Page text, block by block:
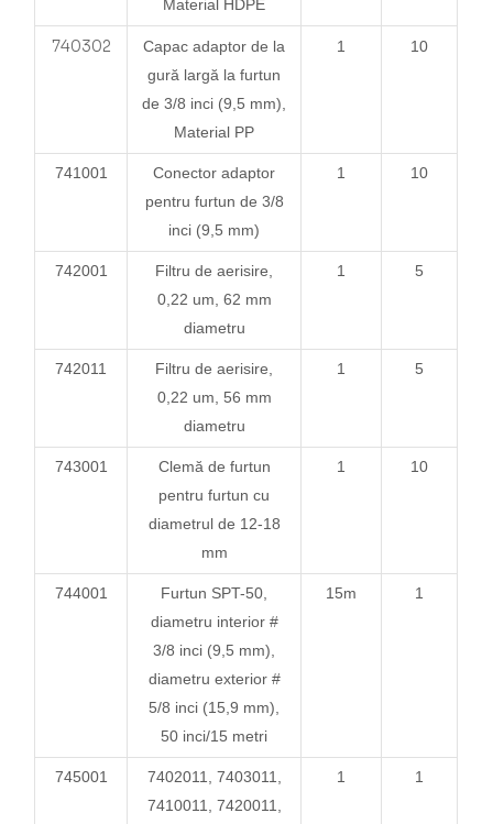
Material HDPE
740302
Capac adaptor de la
gură largă la furtun
de 3/8 inci (9,5 mm),
Material PP
1 10
741001
Conector adaptor
pentru furtun de 3/8
inci (9,5 mm)
1 10
742001
Filtru de aerisire,
0,22 um, 62 mm
diametru
1 5
742011
Filtru de aerisire,
0,22 um, 56 mm
diametru
1 5
743001
Clemă de furtun
pentru furtun cu
diametrul de 12-18
mm
1 10
744001
Furtun SPT-50,
diametru interior #
3/8 inci (9,5 mm),
diametru exterior #
5/8 inci (15,9 mm),
50 inci/15 metri
15m 1
745001
7402011, 7403011,
7410011, 7420011,
1 1